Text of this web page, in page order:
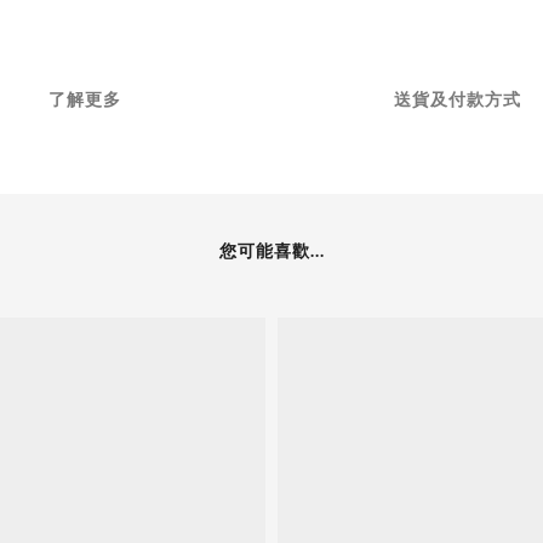
了解更多 送貨及付款方式
您可能喜歡...